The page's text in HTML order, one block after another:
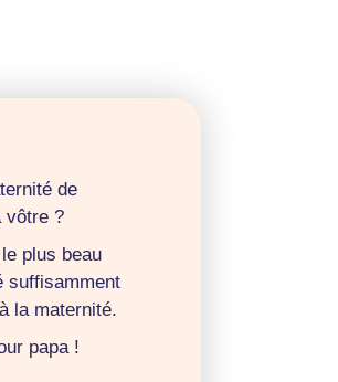
de
vôtre ?
plus beau
suffisamment
la maternité.
papa !